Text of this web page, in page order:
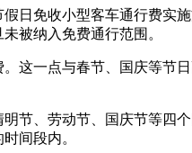
日免收小型客车通行费实
被纳入免费通行范围。
这一点与春节、国庆等节
节、劳动节、国庆节等四
间段内。